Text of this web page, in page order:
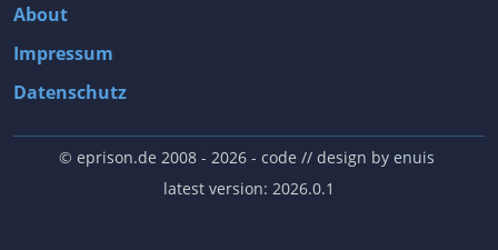
About
Impressum
Datenschutz
© eprison.de 2008 - 2026- code // design by enuis
latest version: 2026.0.1